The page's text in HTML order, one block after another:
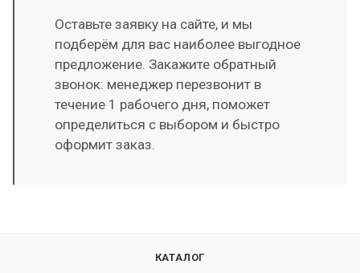
Оставьте заявку на сайте, и мы
подберём для вас наиболее выгодное
предложение. Закажите обратный
звонок: менеджер перезвонит в
течение 1 рабочего дня, поможет
определиться с выбором и быстро
оформит заказ.
КАТАЛОГ